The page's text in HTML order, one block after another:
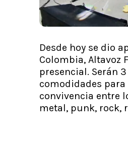
Desde hoy se dio
Colombia, Altavoz
presencial. Serán
comodidades
convivencia entre
metal, punk, rock,